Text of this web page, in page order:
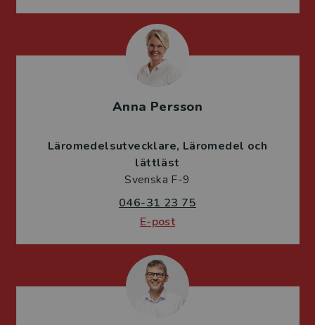
Anna Persson
Läromedelsutvecklare Läromedel och
lättläst
Svenska F-9
046-31 23 75
E-post